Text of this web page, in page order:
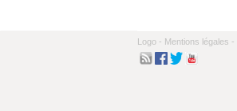
Logo - Mentions légales -